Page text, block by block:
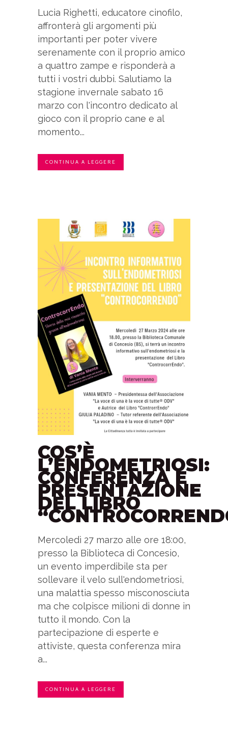
Lucia Righetti, educatore cinofilo,
affronterà gli argomenti più
importanti per poter vivere
serenamente con il proprio amico
a quattro zampe e risponderà a
tutti i vostri dubbi. Salutiamo la
stagione invernale sabato 16
marzo con l'incontro dedicato al
gioco con il proprio cane e al
momento...
CONTINUA A LEGGERE
COS’È
L’ENDOMETRIOSI:
CONFERENZA E
PRESENTAZIONE
DEL LIBRO
Mercoledì 27 marzo alle ore 18:00,
presso la Biblioteca di Concesio,
un evento imperdibile sta per
sollevare il velo sull'endometriosi,
una malattia spesso misconosciuta
ma che colpisce milioni di donne in
tutto il mondo. Con la
partecipazione di esperte e
attiviste, questa conferenza mira
a...
CONTINUA A LEGGERE